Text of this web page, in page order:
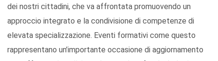
dei nostri cittadini, che va affrontata promuovendo un
approccio integrato e la condivisione di competenze di
elevata specializzazione. Eventi formativi come questo
rappresentano un’importante occasione di aggiornamento